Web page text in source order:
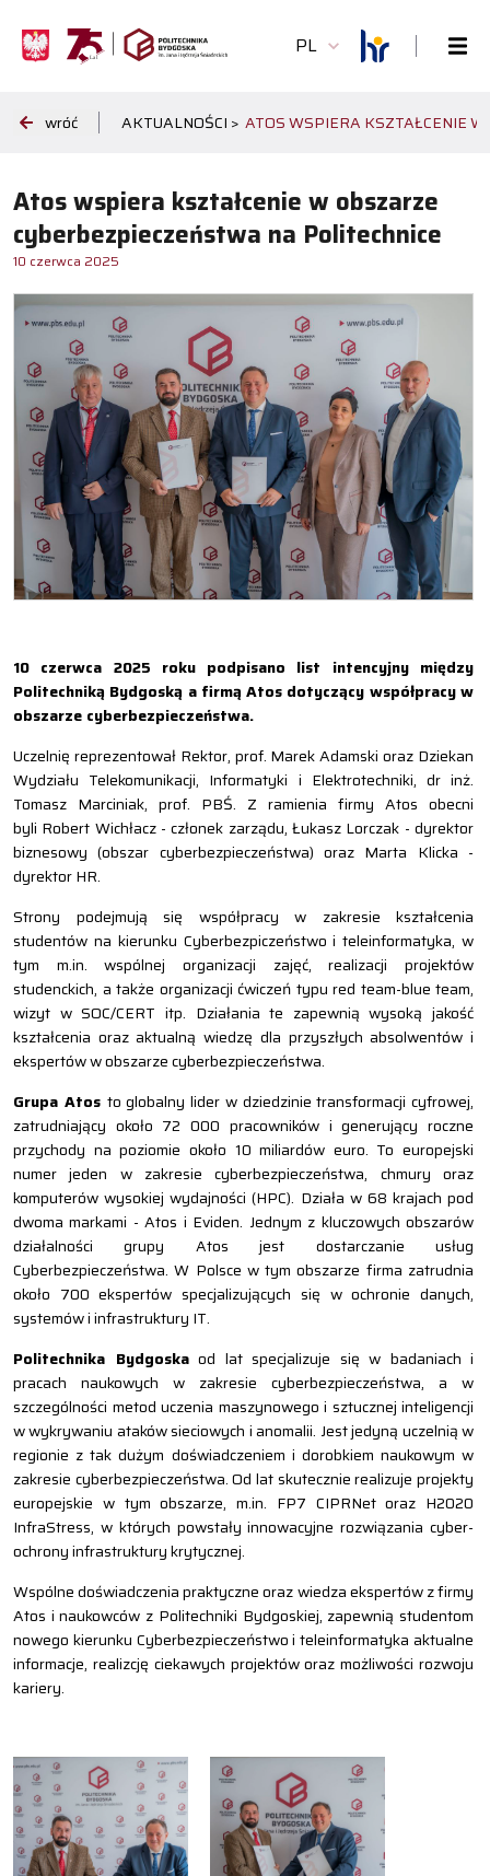
PL
wróć AKTUALNOŚCI > ATOS WSPIERA KSZTAŁCENIE
Atos wspiera kształcenie w obszarze
cyberbezpieczeństwa na Politechnice
10 czerwca 2025
10 czerwca 2025 roku podpisano list intencyjny między
Politechniką Bydgoską a firmą Atos dotyczący współpracy w
obszarze cyberbezpieczeństwa.
Uczelnię reprezentował Rektor, prof. Marek Adamski oraz Dziekan
Wydziału Telekomunikacji, Informatyki i Elektrotechniki, dr inż.
Tomasz Marciniak, prof. PBŚ. Z ramienia firmy Atos obecni
byli Robert Wichłacz - członek zarządu, Łukasz Lorczak - dyrektor
biznesowy (obszar cyberbezpieczeństwa) oraz Marta Klicka -
dyrektor HR.
Strony podejmują się współpracy w zakresie kształcenia
studentów na kierunku Cyberbezpiczeństwo i teleinformatyka, w
tym m.in. wspólnej organizacji zajęć, realizacji projektów
studenckich, a także organizacji ćwiczeń typu red team-blue team,
wizyt w SOC/CERT itp. Działania te zapewnią wysoką jakość
kształcenia oraz aktualną wiedzę dla przyszłych absolwentów i
ekspertów w obszarze cyberbezpieczeństwa.
Grupa Atos to globalny lider w dziedzinie transformacji cyfrowej,
zatrudniający około 72 000 pracowników i generujący roczne
przychody na poziomie około 10 miliardów euro. To europejski
numer jeden w zakresie cyberbezpieczeństwa, chmury oraz
komputerów wysokiej wydajności (HPC). Działa w 68 krajach pod
dwoma markami - Atos i Eviden. Jednym z kluczowych obszarów
działalności grupy Atos jest dostarczanie usług
Cyberbezpieczeństwa. W Polsce w tym obszarze firma zatrudnia
około 700 ekspertów specjalizujących się w ochronie danych,
systemów i infrastruktury IT.
Politechnika Bydgoskaod lat specjalizuje się w badaniach i
pracach naukowych w zakresie cyberbezpieczeństwa, a w
szczególności metod uczenia maszynowego i sztucznej inteligencji
w wykrywaniu ataków sieciowych i anomalii. Jest jedyną uczelnią w
regionie z tak dużym doświadczeniem i dorobkiem naukowym w
zakresie cyberbezpieczeństwa. Od lat skutecznie realizuje projekty
europejskie w tym obszarze, m.in. FP7 CIPRNet oraz H2020
InfraStress, w których powstały innowacyjne rozwiązania cyber-
ochrony infrastruktury krytycznej.
Wspólne doświadczenia praktyczne oraz wiedza ekspertów z firmy
Atos i naukowców z Politechniki Bydgoskiej, zapewnią studentom
nowego kierunku Cyberbezpieczeństwo i teleinformatyka aktualne
informacje, realizcję ciekawych projektów oraz możliwości rozwoju
kariery.